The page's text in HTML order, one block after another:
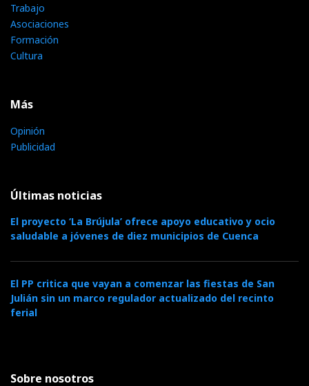
Trabajo
Asociaciones
Formación
Cultura
Más
Opinión
Publicidad
Últimas noticias
El proyecto ‘La Brújula’ ofrece apoyo educativo y ocio
saludable a jóvenes de diez municipios de Cuenca
El PP critica que vayan a comenzar las fiestas de San
Julián sin un marco regulador actualizado del recinto
ferial
Sobre nosotros